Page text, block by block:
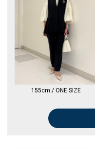
155cm / ONE SIZE